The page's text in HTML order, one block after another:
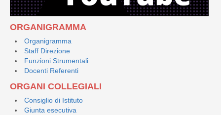
ORGANIGRAMMA
Organigramma
Staff Direzione
Funzioni Strumentali
Docenti Referenti
ORGANI COLLEGIALI
Consiglio di Istituto
Giunta esecutiva